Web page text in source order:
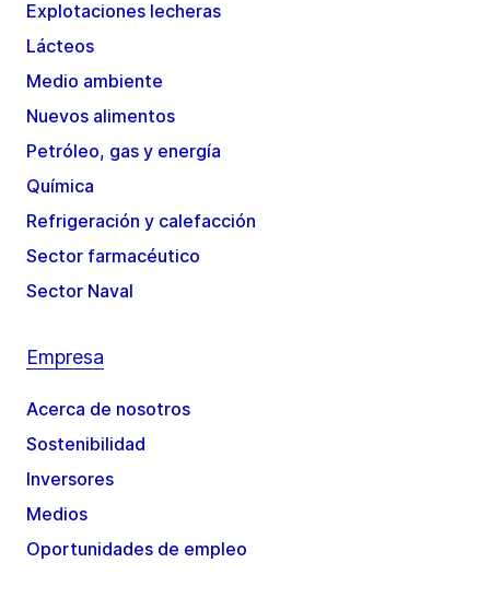
Explotaciones lecheras
Lácteos
Medio ambiente
Nuevos alimentos
Petróleo, gas y energía
Química
Refrigeración y calefacción
Sector farmacéutico
Sector Naval
Empresa
Acerca de nosotros
Sostenibilidad
Inversores
Medios
Oportunidades de empleo